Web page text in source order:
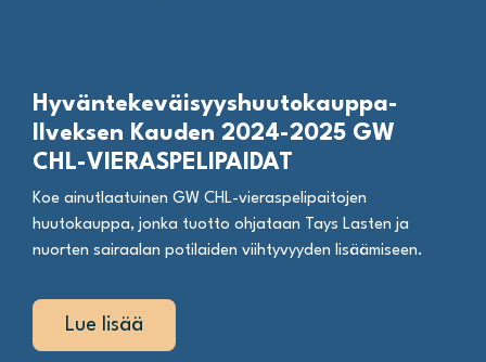
Hyväntekeväisyyshuutokauppa-
Ilveksen Kauden 2024-2025 GW
CHL-VIERASPELIPAIDAT
Koe ainutlaatuinen GW CHL-vieraspelipaitojen
huutokauppa, jonka tuotto ohjataan Tays Lasten ja
nuorten sairaalan potilaiden viihtyvyyden lisäämiseen.
Lue lisää